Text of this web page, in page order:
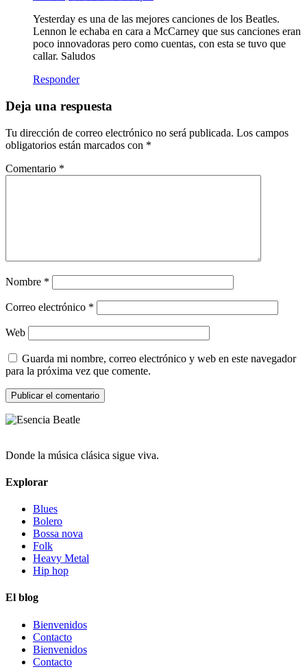
Yesterday es una de las mejores canciones de los Beatles.
Lennon le echaba en cara a McCarney que sus canciones eran
poco innovadoras pero como cuentas, con esta se tuvo que
callar. Saludos
Responder
Deja una respuesta
Tu dirección de correo electrónico no será publicada. Los campos
obligatorios están marcados con *
Comentario *
Nombre *
Correo electrónico *
Web
Guarda mi nombre, correo electrónico y web en este navegador
para la próxima vez que comente.
Donde la música clásica sigue viva.
Explorar
Blues
Bolero
Bossa nova
Folk
Heavy Metal
Hip hop
El blog
Bienvenidos
Contacto
Bienvenidos
Contacto